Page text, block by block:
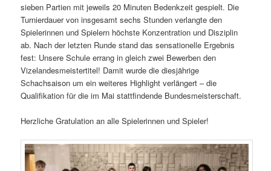
sieben Partien mit jeweils 20 Minuten Bedenkzeit gespielt. Die
Turnierdauer von insgesamt sechs Stunden verlangte den
Spielerinnen und Spielern höchste Konzentration und Disziplin
ab. Nach der letzten Runde stand das sensationelle Ergebnis
fest: Unsere Schule errang in gleich zwei Bewerben den
Vizelandesmeistertitel! Damit wurde die diesjährige
Schachsaison um ein weiteres Highlight verlängert – die
Qualifikation für die im Mai stattfindende Bundesmeisterschaft.
Herzliche Gratulation an alle Spielerinnen und Spieler!